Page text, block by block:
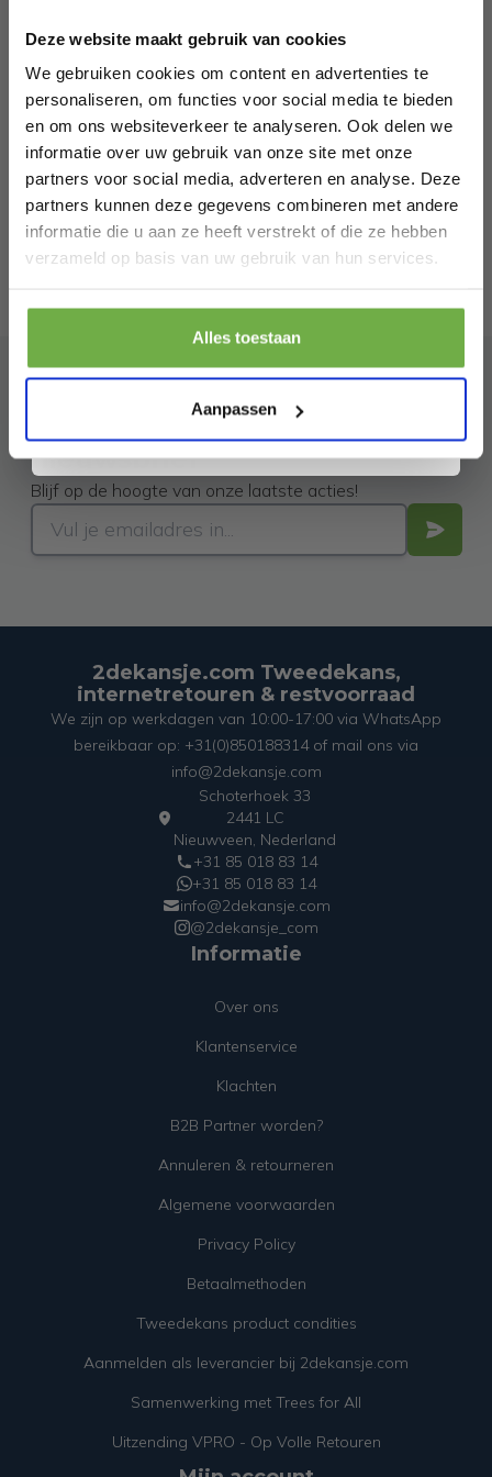
Deze website maakt gebruik van cookies
We gebruiken cookies om content en advertenties te
personaliseren, om functies voor social media te bieden
en om ons websiteverkeer te analyseren. Ook delen we
informatie over uw gebruik van onze site met onze
partners voor social media, adverteren en analyse. Deze
partners kunnen deze gegevens combineren met andere
informatie die u aan ze heeft verstrekt of die ze hebben
verzameld op basis van uw gebruik van hun services.
Alles toestaan
Aanpassen
€ 5,99
-70
Abonneer je op onze
nieuwsbrief
Blijf op de hoogte van onze laatste acties!
2dekansje.com Tweedekans,
internetretouren & restvoorraad
We zijn op werkdagen van 10:00-17:00 via WhatsApp
bereikbaar op: +31(0)850188314 of mail ons via
info@2dekansje.com
Schoterhoek 33
2441 LC
Nieuwveen, Nederland
+31 85 018 83 14
+31 85 018 83 14
info@2dekansje.com
@2dekansje_com
Informatie
Over ons
Klantenservice
Klachten
B2B Partner worden?
Annuleren & retourneren
Algemene voorwaarden
Privacy Policy
Betaalmethoden
Tweedekans product condities
Aanmelden als leverancier bij 2dekansje.com
Samenwerking met Trees for All
Uitzending VPRO - Op Volle Retouren
Bij 2dekansje.com profiteer je van
kortingen tot wel 70%.
Laat ons weten wanneer je jarig bent
Pak € 5,- korting
. Je kunt je op elk moment weer afmelden.